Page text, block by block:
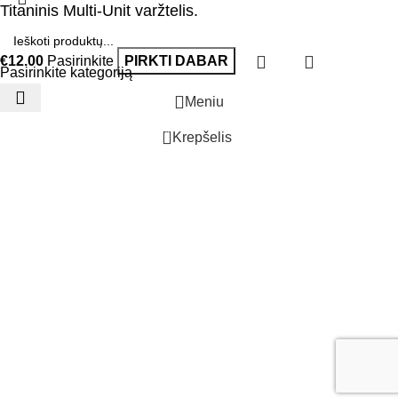
Pasirinkite kategoriją
Titaninis Multi-Unit varžtelis.
€12.00 Pasirinkite PIRKTI DABAR
Meniu
0 Krepšelis